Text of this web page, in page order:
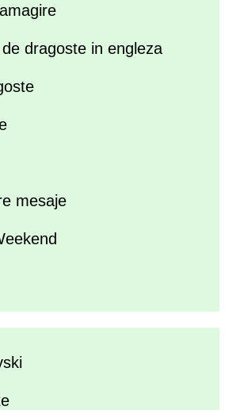
dragoste in engleza
mesaje